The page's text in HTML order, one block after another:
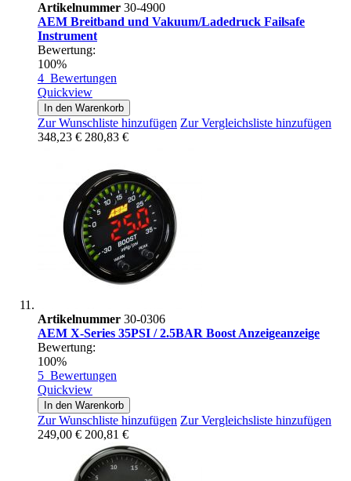
Artikelnummer 30-4900
AEM Breitband und Vakuum/Ladedruck Failsafe
Instrument
Bewertung:
100%
4 Bewertungen
Quickview
In den Warenkorb
Zur Wunschliste hinzufügen Zur Vergleichsliste hinzufügen
348,23 € 280,83 €
Artikelnummer 30-0306
AEM X-Series 35PSI / 2.5BAR Boost Anzeigeanzeige
Bewertung:
100%
5 Bewertungen
Quickview
In den Warenkorb
Zur Wunschliste hinzufügen Zur Vergleichsliste hinzufügen
249,00 € 200,81 €